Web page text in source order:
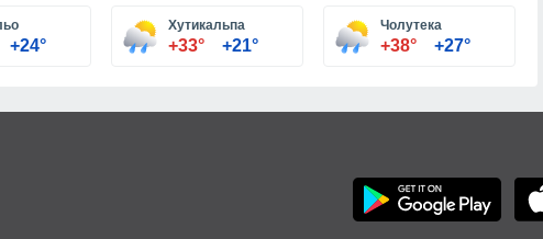
+24°
Хутикальпа
+33° +21°
Чолутека
+38° +27°